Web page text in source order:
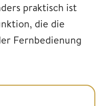
praktisch ist
die die
Fernbedienung